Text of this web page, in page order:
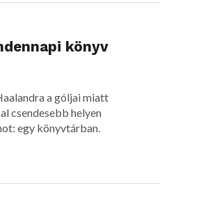
könyv
a góljai miatt
csendesebb helyen
egy könyvtárban.